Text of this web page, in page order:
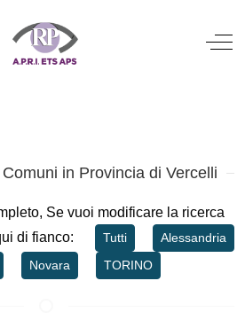
Off-
in Provincia di Vercelli
Se vuoi modificare la ricerca
di fianco:
Tutti
Alessandria
Novara TORINO